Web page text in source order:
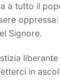
a tutto il
Signore.
in